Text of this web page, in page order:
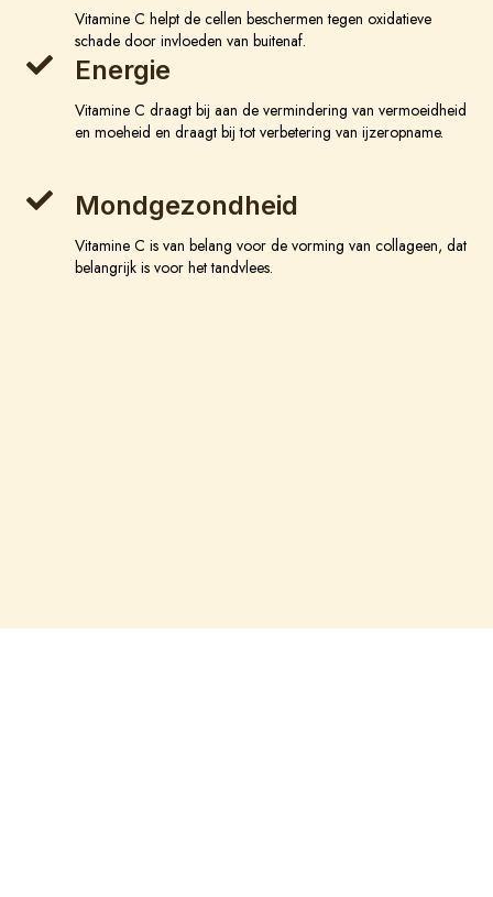
Vitamine C helpt de cellen beschermen tegen oxidatieve
schade door invloeden van buitenaf.
Energie
Vitamine C draagt bij aan de vermindering van vermoeidheid
en moeheid en draagt bij tot verbetering van ijzeropname.
Mondgezondheid
Vitamine C is van belang voor de vorming van collageen, dat
belangrijk is voor het tandvlees.